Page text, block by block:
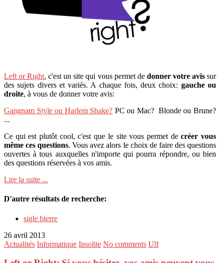
Left or Right, c'est un site qui vous permet de donner votre avissur
des sujets divers et variés. A chaque fois, deux choix: gauche ou
droite, à vous de donner votre avis:
Gangnam Style ou Harlem Shake? PC ou Mac? Blonde ou Brune?
...
Ce qui est plutôt cool, c'est que le site vous permet decréer vous
même ces questions. Vous avez alors le choix de faire des questions
ouvertes à tous auxquelles n'importe qui pourra répondre, ou bien
des questions réservées à vos amis.
Lire la suite ...
D'autre résultats de recherche:
sigle bierre
26 avril 2013
Actualités Informatique Insolite No comments Ulf